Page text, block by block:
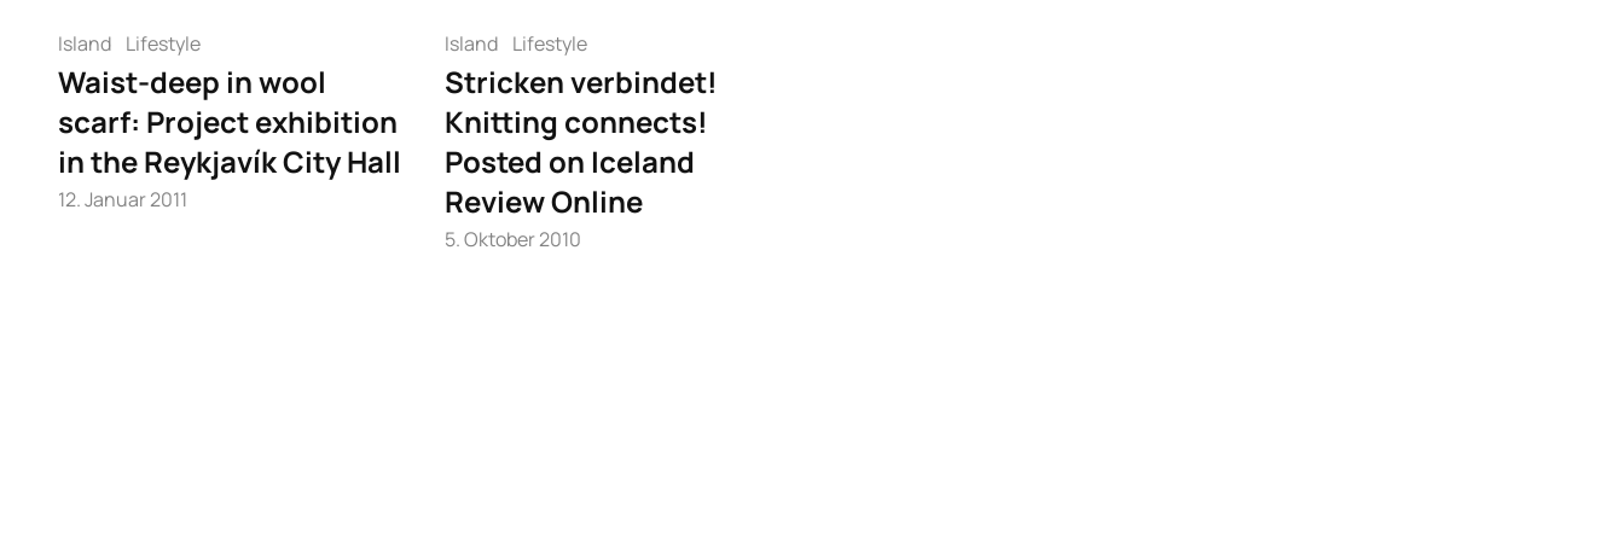
Island Lifestyle
Waist-deep in wool
scarf: Project exhibition
in the Reykjavík City Hall
12. Januar 2011
Island Lifestyle
Stricken verbindet!
Knitting connects!
Posted on Iceland
Review Online
5. Oktober 2010